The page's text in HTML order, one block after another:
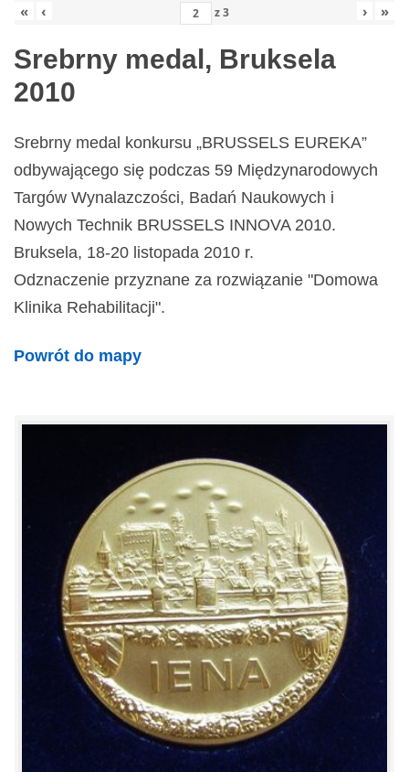
« ‹ z3 › »
Srebrny medal, Bruksela
2010
Srebrny medal konkursu „BRUSSELS EUREKA”
odbywającego się podczas 59 Międzynarodowych
Targów Wynalazczości, Badań Naukowych i
Nowych Technik BRUSSELS INNOVA 2010.
Bruksela, 18-20 listopada 2010 r.
Odznaczenie przyznane za rozwiązanie "Domowa
Klinika Rehabilitacji".
Powrót do mapy